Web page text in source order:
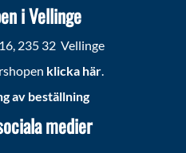
i Vellinge
235 32 Vellinge
klicka här.
av beställning
medier